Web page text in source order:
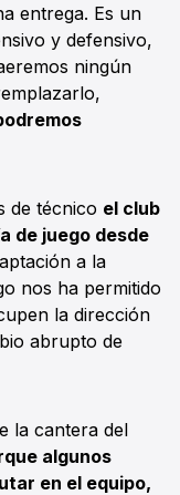
entrega. Es un
y defensivo,
ningún
de técnico el club
de juego desde
a la
nos ha permitido
la dirección
abrupto de
la cantera del
algunos
en el equipo,